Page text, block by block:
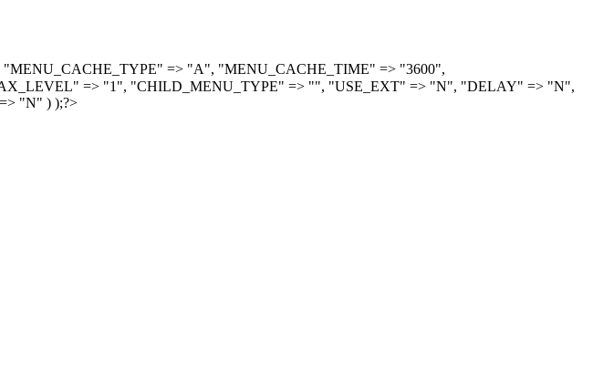
"MENU_CACHE_TYPE" => "A", "MENU_CACHE_TIME" => "3600",
=> "1", "CHILD_MENU_TYPE" => "", "USE_EXT" => "N", "DELAY" => "N",
"N" ) );?>